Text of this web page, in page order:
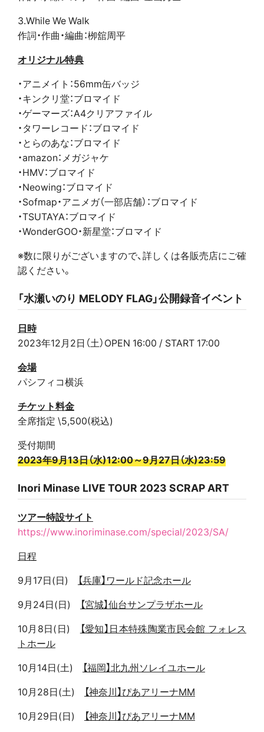
3.While We Walk
作詞・作曲・編曲：栁舘周平
オリジナル特典
・アニメイト：56mm缶バッジ
・キンクリ堂：ブロマイド
・ゲーマーズ：A4クリアファイル
・タワーレコード：ブロマイド
・とらのあな：ブロマイド
・amazon：メガジャケ
・HMV：ブロマイド
・Neowing：ブロマイド
・Sofmap・アニメガ（一部店舗）：ブロマイド
・TSUTAYA：ブロマイド
・WonderGOO・新星堂：ブロマイド
※数に限りがございますので、詳しくは各販売店にご確
認ください。
「水瀬いのり MELODY FLAG」公開録音イベント
日時
2023年12月2日（土）OPEN 16:00 / START 17:00
会場
パシフィコ横浜
チケット料金
全席指定 \5,500(税込)
受付期間
2023年9月13日（水)12:00～9月27日（水)23:59
Inori Minase LIVE TOUR 2023 SCRAP ART
ツアー特設サイト
https://www.inoriminase.com/special/2023/SA/
日程
9月17日(日)
【兵庫】ワールド記念ホール
9月24日(日)
【宮城】仙台サンプラザホール
10月8日(日)
【愛知】日本特殊陶業市民会館 フォレス
トホール
10月14日(土)
【福岡】北九州ソレイユホール
10月28日(土)
【神奈川】ぴあアリーナMM
10月29日(日)
【神奈川】ぴあアリーナMM